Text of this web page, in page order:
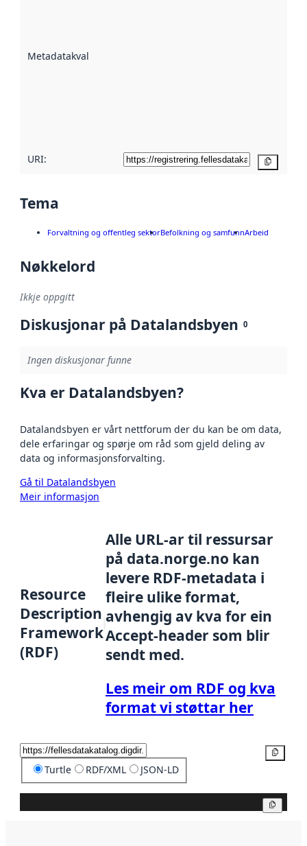
Metadatakvalitet
URI:
Tema
Forvaltning og offentleg sektorBefolkning og samfunnArbeid
Nøkkelord
Ikkje oppgitt
Diskusjonar på Datalandsbyen 0
Ingen diskusjonar funne
Kva er Datalandsbyen?
Datalandsbyen er vårt nettforum der du kan be om data,
dele erfaringar og spørje om råd som gjeld deling av
data og informasjonsforvalting.
Gå til Datalandsbyen
Meir informasjon
Resource
Description
Framework
(RDF)
Alle URL-ar til ressursar
på data.norge.no kan
levere RDF-metadata i
fleire ulike format,
avhengig av kva for ein
Accept-header som blir
sendt med.
Les meir om RDF og kva
format vi støttar her
Turtle RDF/XML JSON-LD